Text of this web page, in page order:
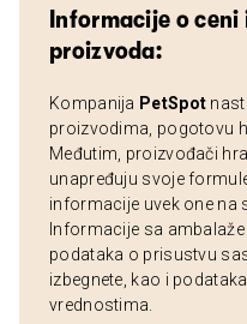
Informacije o
proizvoda:
Kompanija PetSpot
proizvodima, pogotovu
Međutim, proizvođači
unapređuju svoje
informacije uvek one na
Informacije sa
podataka o prisustvu
izbegnete, kao i
vrednostima.